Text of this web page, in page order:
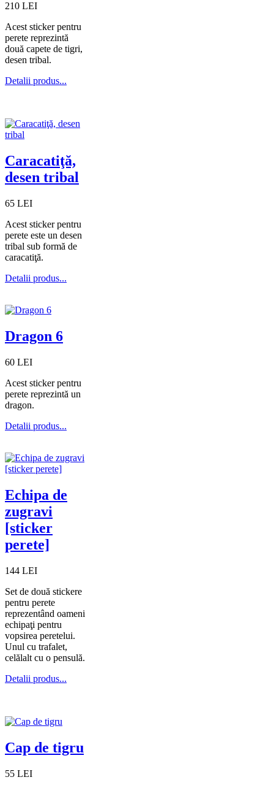
210 LEI
Acest sticker pentru
perete reprezintă
două capete de tigri,
desen tribal.
Detalii produs...
Caracatiţă,
desen tribal
65 LEI
Acest sticker pentru
perete este un desen
tribal sub formă de
caracatiţă.
Detalii produs...
Dragon 6
60 LEI
Acest sticker pentru
perete reprezintă un
dragon.
Detalii produs...
Echipa de
zugravi
[sticker
perete]
144 LEI
Set de două stickere
pentru perete
reprezentând oameni
echipaţi pentru
vopsirea peretelui.
Unul cu trafalet,
celălalt cu o pensulă.
Detalii produs...
Cap de tigru
55 LEI